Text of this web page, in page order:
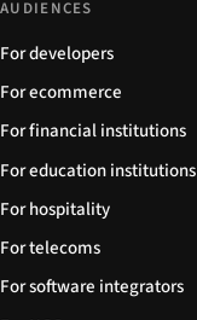
AUDIENCES
For developers
For ecommerce
For financial institutions
For education institutions
For hospitality
For telecoms
For software integrators